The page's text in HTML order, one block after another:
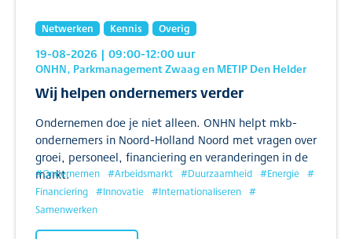
Netwerken Kennis Overig
19-08-2026 | 09:00-12:00uur
ONHN, Parkmanagement Zwaag en METIP Den Helder
Wij helpen ondernemers verder
Ondernemen doe je niet alleen. ONHN helpt mkb-
ondernemers in Noord-Holland Noord met vragen over
groei, personeel, financiering en veranderingen in de
markt.
#Ondernemen #Arbeidsmarkt #Duurzaamheid #Energie #
Financiering #Innovatie #Internationaliseren #
Samenwerken